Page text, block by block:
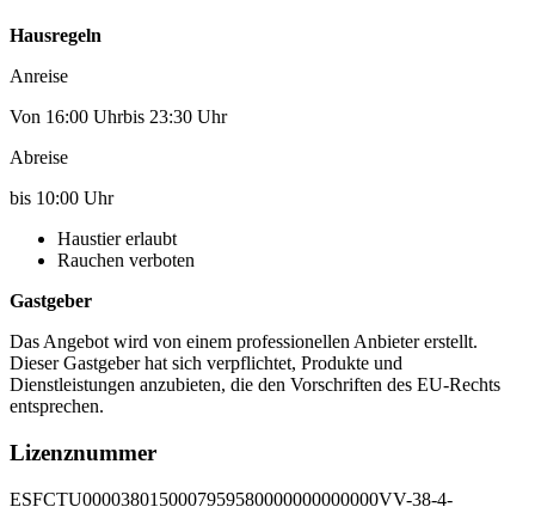
Hausregeln
Anreise
Von 16:00 Uhrbis 23:30 Uhr
Abreise
bis 10:00 Uhr
Haustier erlaubt
Rauchen verboten
Gastgeber
Das Angebot wird von einem professionellen Anbieter erstellt.
Dieser Gastgeber hat sich verpflichtet, Produkte und
Dienstleistungen anzubieten, die den Vorschriften des EU-Rechts
entsprechen.
Lizenznummer
ESFCTU0000380150007959580000000000000VV-38-4-